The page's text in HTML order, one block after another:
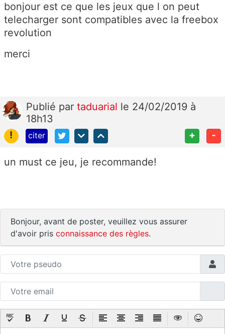
bonjour est ce que les jeux que l on peut
telecharger sont compatibles avec la freebox
revolution
merci
Publié par taduarial le 24/02/2019 à
18h13
!
citer + -
un must ce jeu, je recommande!
Bonjour, avant de poster, veuillez vous assurer
d'avoir pris connaissance des règles.